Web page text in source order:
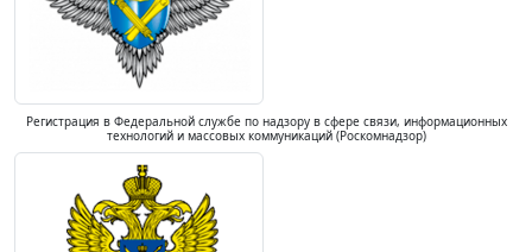
Регистрация в Федеральной службе по надзору в сфере связи, информационных
технологий и массовых коммуникаций (Роскомнадзор)